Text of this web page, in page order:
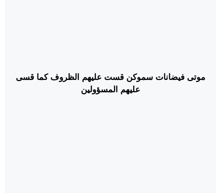
موتى فيضانات سموكن قست عليهم الظروف كما قسى
عليهم المسؤولين